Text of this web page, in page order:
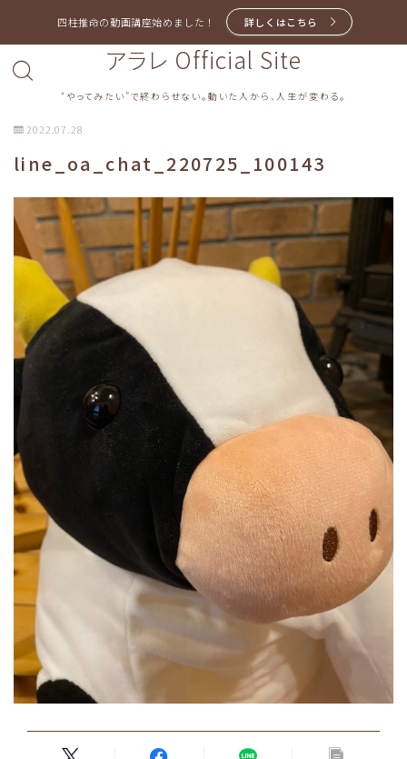
四柱推命の動画講座始めました！ 詳しくはこちら
アラレ Official Site
“やってみたい”で終わらせない。動いた人から、人生が変わる。
2022.07.28
line_oa_chat_220725_100143